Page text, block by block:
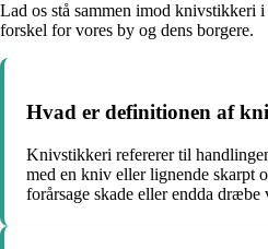
Lad os stå sammen imod knivstikkeri
forskel for vores by og dens borgere.
Hvad er definitionen af
Knivstikkeri refererer til
med en kniv eller lignende skarpt
forårsage skade eller endda dræbe